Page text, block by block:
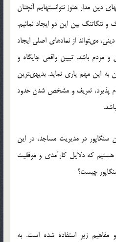
دين مدار هنوز نتوانسته‏ايم آنچنان
تنگاتنگ بين اين دو ايجاد نمائيم.
مى‏تواند از نمادهاى اصلى ايجاد
مردم باشد. تبيين واقعى جايگاه و
اين مهم يارى نمايد. بديهى‏ترين
پذيرد، تعريف و مشخص شدن حدود
سنگاپور در مديريت مساجد، در اين
که دلايل كارآمدي و موفقيت
چيست؟
مفاهيم زير استفاده شده است. به